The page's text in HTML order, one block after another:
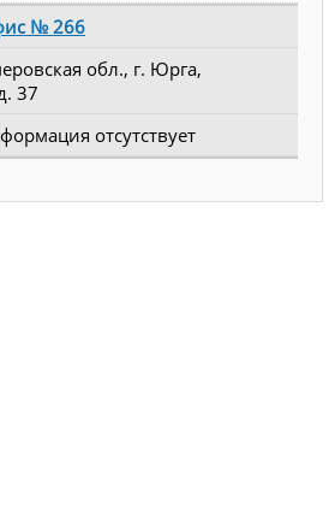
№ 266
обл., г. Юрга,
37
отсутствует